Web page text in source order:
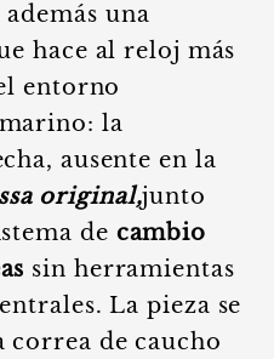
una
hace al reloj más
entorno
la
ausente en la
original,junto
de cambio
sin herramientas
La pieza se
correa de caucho